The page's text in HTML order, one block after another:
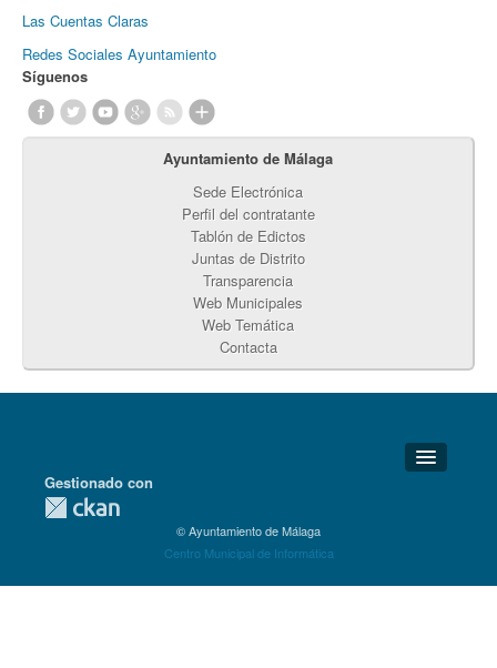
Las Cuentas Claras
Redes Sociales Ayuntamiento
Síguenos
Ayuntamiento de Málaga
Sede Electrónica
Perfil del contratante
Tablón de Edictos
Juntas de Distrito
Transparencia
Web Municipales
Web Temática
Contacta
Detalles Técnicos
Gestionado con
© Ayuntamiento de Málaga
Centro Municipal de Informática